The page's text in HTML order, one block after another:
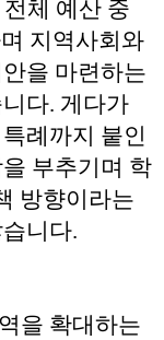
체 예산 중
지역사회와
을 마련하는
다. 게다가
례까지 붙인
부추기며 학
방향이라는
니다.
을 확대하는